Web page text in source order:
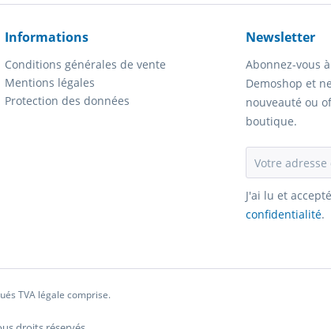
Informations
Conditions générales de vente
Mentions légales
Protection des données
Newsletter
Abonnez-vous
Demoshop et
nouveauté ou
boutique.
J'ai lu et
confidentialité.
TVA légale comprise.